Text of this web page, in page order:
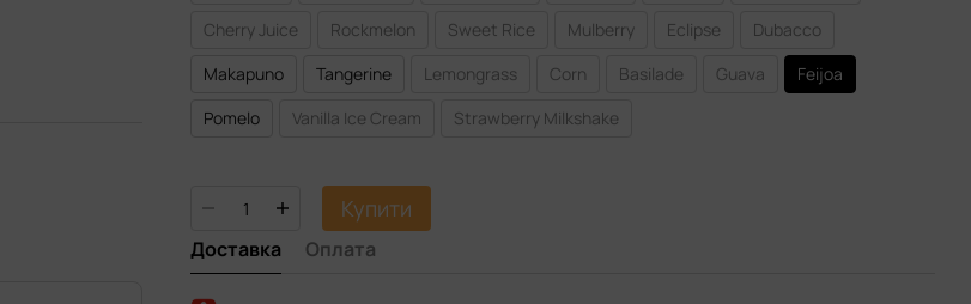
Cherry Juice
Rockmelon Sweet Rice Mulberry Eclipse
Dubacco
Makapuno
Tangerine Lemongrass Corn Basilade Guava
Feijoa
Pomelo
Vanilla Ice Cream Strawberry Milkshake
Купити
Доставка Оплата